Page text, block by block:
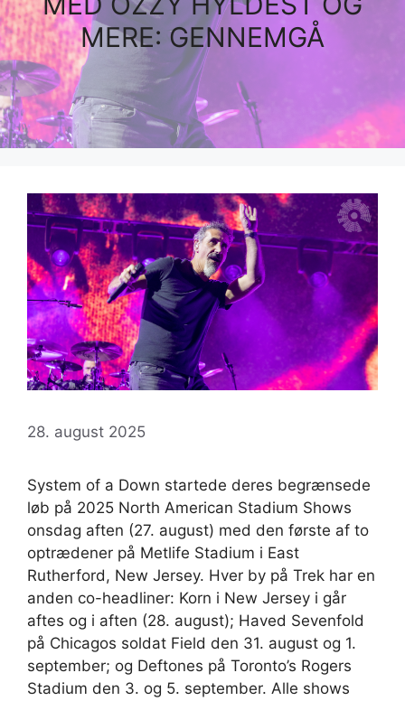
MERE: GENNEMGÅ
28. august 2025
System of a Down startede deres begrænsede
løb på 2025 North American Stadium Shows
onsdag aften (27. august) med den første af to
optrædener på Metlife Stadium i East
Rutherford, New Jersey. Hver by på Trek har en
anden co-headliner: Korn i New Jersey i går
aftes og i aften (28. august); Haved Sevenfold
på Chicagos soldat Field den 31. august og 1.
september; og Deftones på Toronto’s Rogers
Stadium den 3. og 5. september. Alle shows